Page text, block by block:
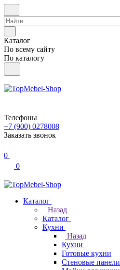
Каталог
По всему сайту
По каталогу
Телефоны
+7 (900) 0278008
Заказать звонок
0
0
Каталог
Назад
Каталог
Кухни
Назад
Кухни
Готовые кухни
Стеновые панели